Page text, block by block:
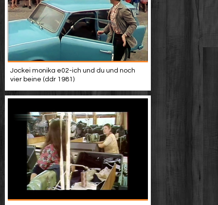
Jockei monika e02-ich und du und noch
vier beine (ddr 1981)